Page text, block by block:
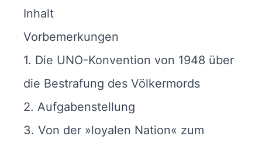
Inhalt
Vorbemerkungen
1. Die UNO-Konvention von 1948 über
die Bestrafung des Völkermords
2. Aufgabenstellung
3. Von der »loyalen Nation« zum